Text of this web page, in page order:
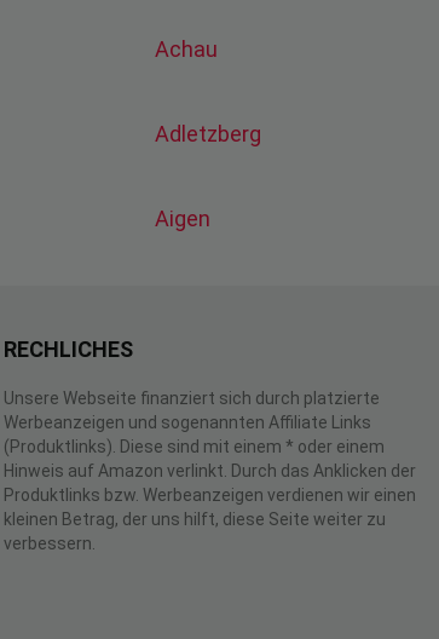
Achau
Adletzberg
Aigen
RECHLICHES
Unsere Webseite finanziert sich durch platzierte
Werbeanzeigen und sogenannten Affiliate Links
(Produktlinks). Diese sind mit einem * oder einem
Hinweis auf Amazon verlinkt. Durch das Anklicken der
Produktlinks bzw. Werbeanzeigen verdienen wir einen
kleinen Betrag, der uns hilft, diese Seite weiter zu
verbessern.